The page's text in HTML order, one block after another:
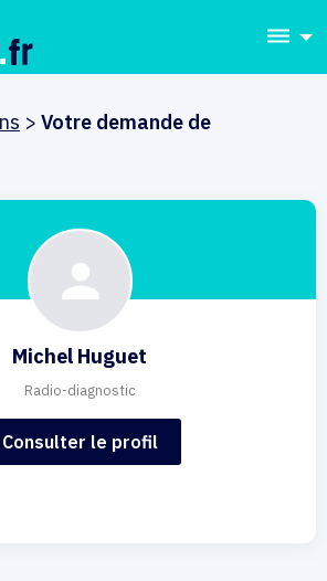
dehaze
> Votre demande de
Michel Huguet
Radio-diagnostic
Consulter le profil